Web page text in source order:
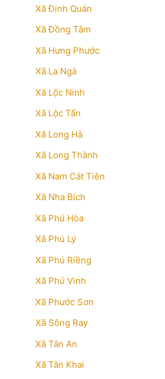
Xã Định Quán
Xã Đồng Tâm
Xã Hưng Phước
Xã La Ngà
Xã Lộc Ninh
Xã Lộc Tấn
Xã Long Hà
Xã Long Thành
Xã Nam Cát Tiên
Xã Nha Bích
Xã Phú Hòa
Xã Phú Lý
Xã Phú Riềng
Xã Phú Vinh
Xã Phước Sơn
Xã Sông Ray
Xã Tân An
Xã Tân Khai